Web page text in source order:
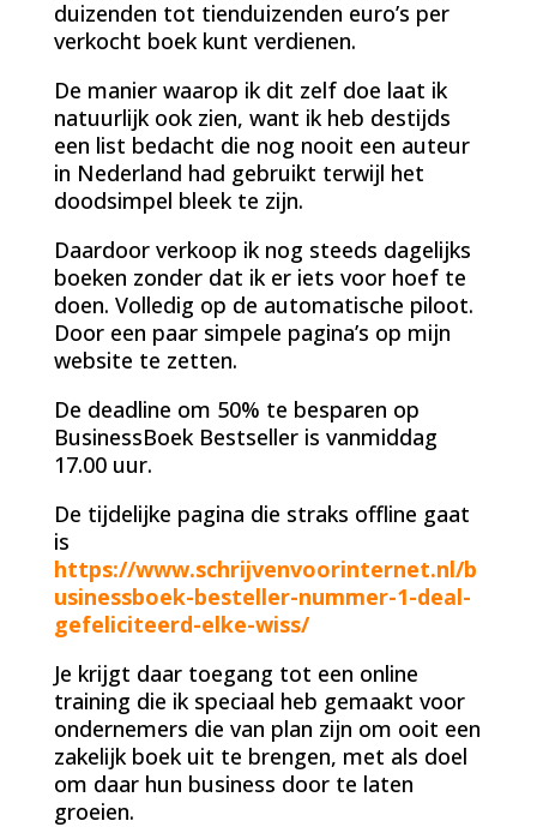
duizenden tot tienduizenden euro’s per
verkocht boek kunt verdienen.
De manier waarop ik dit zelf doe laat ik
natuurlijk ook zien, want ik heb destijds
een list bedacht die nog nooit een auteur
in Nederland had gebruikt terwijl het
doodsimpel bleek te zijn.
Daardoor verkoop ik nog steeds dagelijks
boeken zonder dat ik er iets voor hoef te
doen. Volledig op de automatische piloot.
Door een paar simpele pagina’s op mijn
website te zetten.
De deadline om 50% te besparen op
BusinessBoek Bestseller is vanmiddag
17.00 uur.
De tijdelijke pagina die straks offline gaat
is
https://www.schrijvenvoorinternet.nl/b
usinessboek-besteller-nummer-1-deal-
gefeliciteerd-elke-wiss/
Je krijgt daar toegang tot een online
training die ik speciaal heb gemaakt voor
ondernemers die van plan zijn om ooit een
zakelijk boek uit te brengen, met als doel
om daar hun business door te laten
groeien.